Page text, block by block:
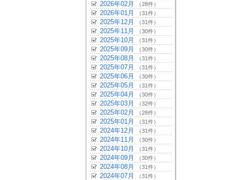
2026年02月 （28件）
2026年01月 （31件）
2025年12月 （31件）
2025年11月 （30件）
2025年10月 （31件）
2025年09月 （30件）
2025年08月 （31件）
2025年07月 （31件）
2025年06月 （30件）
2025年05月 （31件）
2025年04月 （30件）
2025年03月 （32件）
2025年02月 （28件）
2025年01月 （31件）
2024年12月 （31件）
2024年11月 （30件）
2024年10月 （31件）
2024年09月 （30件）
2024年08月 （31件）
2024年07月 （31件）